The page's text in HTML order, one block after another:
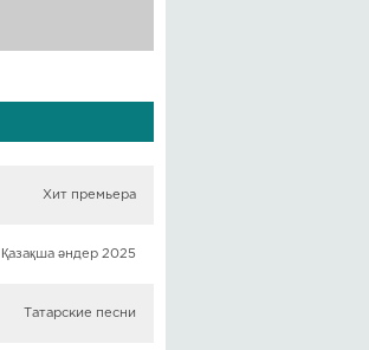
Хит премьера
Қазақша әндер 2025
Татарские песни